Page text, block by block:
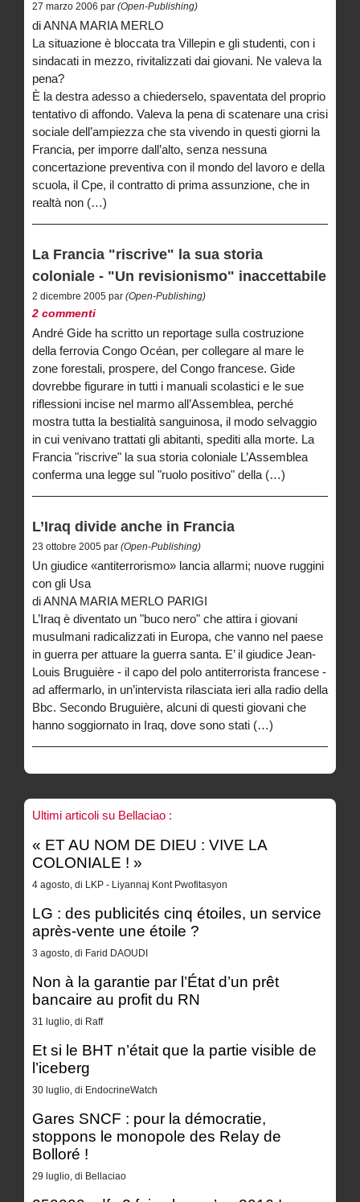
27 marzo 2006 par (Open-Publishing)
di ANNA MARIA MERLO
La situazione è bloccata tra Villepin e gli studenti, con i
sindacati in mezzo, rivitalizzati dai giovani. Ne valeva la
pena?
È la destra adesso a chiederselo, spaventata del proprio
tentativo di affondo. Valeva la pena di scatenare una crisi
sociale dell’ampiezza che sta vivendo in questi giorni la
Francia, per imporre dall’alto, senza nessuna
concertazione preventiva con il mondo del lavoro e della
scuola, il Cpe, il contratto di prima assunzione, che in
realtà non (…)
La Francia "riscrive" la sua storia
coloniale - "Un revisionismo" inaccettabile
2 dicembre 2005 par (Open-Publishing)
2 commenti
André Gide ha scritto un reportage sulla costruzione
della ferrovia Congo Océan, per collegare al mare le
zone forestali, prospere, del Congo francese. Gide
dovrebbe figurare in tutti i manuali scolastici e le sue
riflessioni incise nel marmo all’Assemblea, perché
mostra tutta la bestialità sanguinosa, il modo selvaggio
in cui venivano trattati gli abitanti, spediti alla morte. La
Francia "riscrive" la sua storia coloniale L’Assemblea
conferma una legge sul "ruolo positivo" della (…)
L’Iraq divide anche in Francia
23 ottobre 2005 par (Open-Publishing)
Un giudice «antiterrorismo» lancia allarmi; nuove ruggini
con gli Usa
di ANNA MARIA MERLO PARIGI
L’Iraq è diventato un "buco nero" che attira i giovani
musulmani radicalizzati in Europa, che vanno nel paese
in guerra per attuare la guerra santa. E’ il giudice Jean-
Louis Bruguière - il capo del polo antiterrorista francese -
ad affermarlo, in un’intervista rilasciata ieri alla radio della
Bbc. Secondo Bruguière, alcuni di questi giovani che
hanno soggiornato in Iraq, dove sono stati (…)
Ultimi articoli su Bellaciao :
« ET AU NOM DE DIEU : VIVE LA
COLONIALE ! »
4 agosto, di LKP - Liyannaj Kont Pwofitasyon
LG : des publicités cinq étoiles, un service
après-vente une étoile ?
3 agosto, di Farid DAOUDI
Non à la garantie par l’État d’un prêt
bancaire au profit du RN
31 luglio, di Raff
Et si le BHT n’était que la partie visible de
l’iceberg
30 luglio, di EndocrineWatch
Gares SNCF : pour la démocratie,
stoppons le monopole des Relay de
Bolloré !
29 luglio, di Bellaciao